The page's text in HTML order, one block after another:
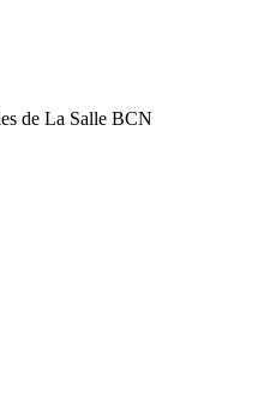
de La Salle BCN